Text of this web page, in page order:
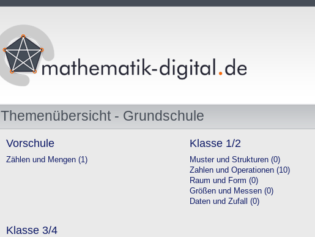
Themenübersicht - Grundschule
Vorschule
Zählen und Mengen (1)
Klasse 1/2
Muster und Strukturen (0)
Zahlen und Operationen (10)
Raum und Form (0)
Größen und Messen (0)
Daten und Zufall (0)
Klasse 3/4